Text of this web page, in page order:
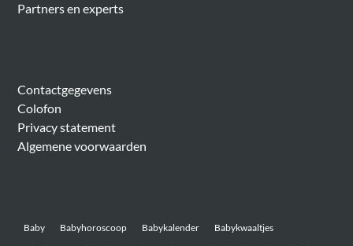
Partners en experts
Contactgegevens
Colofon
Privacy statement
Algemene voorwaarden
Baby Babyhoroscoop Babykalender
Babykwaaltjes